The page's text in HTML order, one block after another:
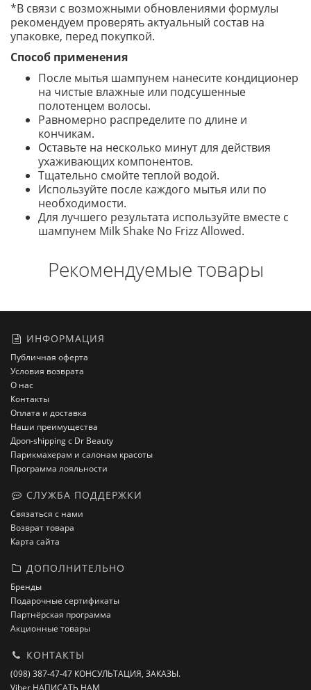
*В связи с возможными обновлениями формулы
рекомендуем проверять актуальный состав на
упаковке, перед покупкой.
Способ применения
После мытья шампунем нанесите кондиционер
на чистые влажные или подсушенные
полотенцем волосы.
Равномерно распределите по длине и
кончикам.
Оставьте на несколько минут для действия
ухаживающих компонентов.
Тщательно смойте теплой водой.
Используйте после каждого мытья или по
необходимости.
Для лучшего результата используйте вместе с
шампунем Milk Shake No Frizz Allowed.
Рекомендуемые товары
ИНФОРМАЦИЯ
Публичная оферта
Условия возврата
О нас
Контакты
Оплата и доставка
Наши преимущества
Дроп-shipping с Dr Beauty
Парикмахерам и салонам красоты
Программа лояльности
СЛУЖБА ПОДДЕРЖКИ
Связаться с нами
Возврат товара
Карта сайта
ДОПОЛНИТЕЛЬНО
Бренды
Подарочные сертификаты
Партнёрская программа
Акционные товары
КОНТАКТЫ
(098) 387-47-47 КОНСУЛЬТАЦИЯ, ЗАКАЗЫ.
Viber НАПИСАТЬ НАМ